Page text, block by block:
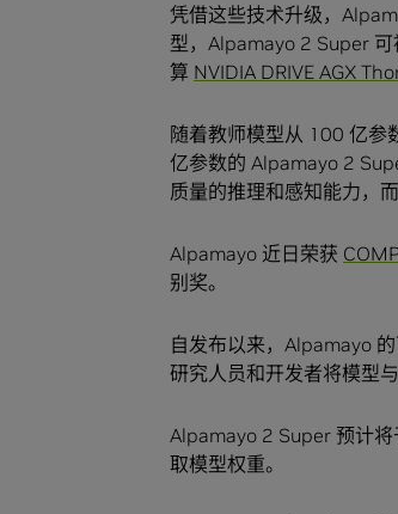
凭借这些技术升级，
型，Alpamayo 2 Super
算 NVIDIA DRIVE AGX
随着教师模型从 100 亿参
亿参数的 Alpamayo 2
质量的推理和感知能力，
Alpamayo 近日荣获
别奖。
自发布以来，Alpamayo
研究人员和开发者将模型
Alpamayo 2 Super 预计
取模型权重。